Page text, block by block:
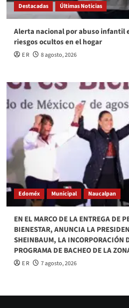
Destacadas Últimas Noticias
Alerta nacional por abuso infantil
riesgos ocultos en el hogar
E R 8 agosto, 2026
Edoméx Municipal Naucalpan
EN EL MARCO DE LA ENTREGA DE
BIENESTAR, ANUNCIA LA
SHEINBAUM, LA INCORPORACIÓN
PROGRAMA DE BACHEO DE LA
E R 7 agosto, 2026